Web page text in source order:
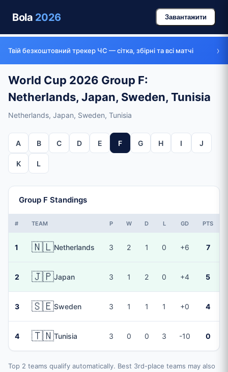
Bola 2026 Завантажити
Твій безкоштовний трекер ЧС — сітка, збірні та всі матчі ›
World Cup 2026 Group F:
Netherlands, Japan, Sweden, Tunisia
Netherlands, Japan, Sweden, Tunisia
A B C D E F G H I J
K L
Group F Standings
# TEAM P W D L GD PTS
1 🇳🇱Netherlands 3 2 1 0 +6 7
2 🇯🇵Japan 3 1 2 0 +4 5
3 🇸🇪Sweden 3 1 1 1 +0 4
4 🇹🇳Tunisia 3 0 0 3 -10 0
Top 2 teams qualify automatically. Best 3rd-place teams may also